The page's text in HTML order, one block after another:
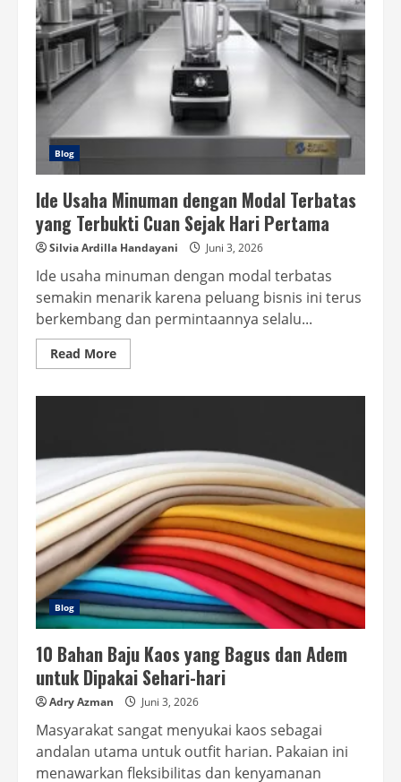
Blog
Ide Usaha Minuman dengan Modal Terbatas
yang Terbukti Cuan Sejak Hari Pertama
Silvia Ardilla Handayani Juni 3, 2026
Ide usaha minuman dengan modal terbatas
semakin menarik karena peluang bisnis ini terus
berkembang dan permintaannya selalu...
Read MoreRead
more
Terbatas
yang
Terbukti
Cuan
Sejak
Hari
Pertama
Blog
10 Bahan Baju Kaos yang Bagus dan Adem
untuk Dipakai Sehari-hari
Adry Azman Juni 3, 2026
Masyarakat sangat menyukai kaos sebagai
andalan utama untuk outfit harian. Pakaian ini
menawarkan fleksibilitas dan kenyamanan